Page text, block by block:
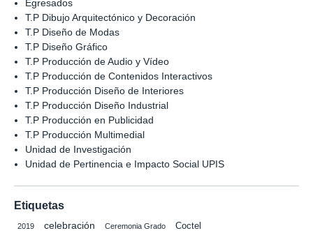
Egresados
T.P Dibujo Arquitectónico y Decoración
T.P Diseño de Modas
T.P Diseño Gráfico
T.P Producción de Audio y Vídeo
T.P Producción de Contenidos Interactivos
T.P Producción Diseño de Interiores
T.P Producción Diseño Industrial
T.P Producción en Publicidad
T.P Producción Multimedial
Unidad de Investigación
Unidad de Pertinencia e Impacto Social UPIS
Etiquetas
2019 celebración Ceremonia Grado Coctel